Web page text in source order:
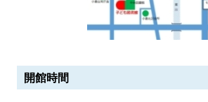
開館時間